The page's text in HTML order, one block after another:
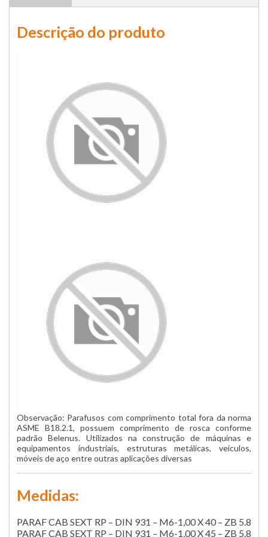
Descrição do produto
Observação: Parafusos com comprimento total fora da norma
ASME B18.2.1, possuem comprimento de rosca conforme
padrão Belenus. Utilizados na construção de máquinas e
equipamentos industriais, estruturas metálicas, veículos,
móveis de aço entre outras aplicações diversas
Medidas:
PARAF CAB SEXT RP – DIN 931 – M6-1,00 X 40 – ZB 5.8
PARAF CAB SEXT RP – DIN 931 – M6-1,00 X 45 – ZB 5.8